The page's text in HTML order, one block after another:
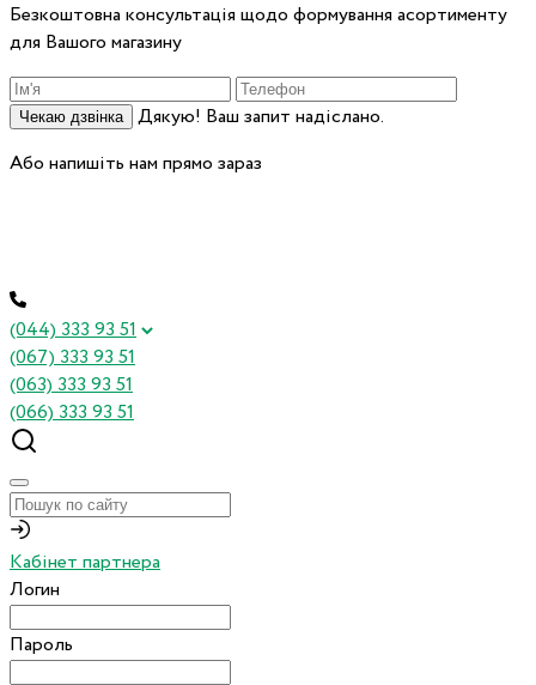
Безкоштовна консультація щодо формування асортименту
для Вашого магазину
Чекаю дзвінка
Дякую! Ваш запит надіслано.
Або напишіть нам прямо зараз
(044) 333 93 51
(067) 333 93 51
(063) 333 93 51
(066) 333 93 51
Кабінет партнера
Логин
Пароль